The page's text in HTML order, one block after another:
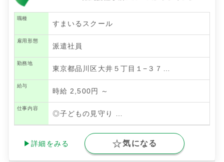
職種
すまいるスクール
雇用形態
派遣社員
勤務地
東京都品川区大井５丁目１−３７…
給与
時給 2,500円 ～
仕事内容
◎子どもの見守り …
▶詳細をみる 気になる